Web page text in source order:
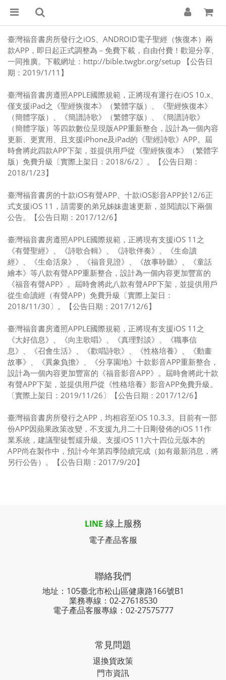
臺灣福音書房所發行之iOS、ANDROID電子聖經（恢復本）兩
款APP，即日起正式調整為－免費下載，自由付費！歡迎分享、
一同推廣。下載網址：http://bible.twgbr.org/setup 【公告日
期：2019/1/11】
臺灣福音書房遵照APPLE國際規範，正將現有運行在iOS 10.x、
僅支援iPad之《聖經恢復本》（繁體字版）、《聖經恢復本》
（簡體字版）、《簡譜詩歌》（繁體字版）、《簡譜詩歌》
（簡體字版）等四款數位呈現版APP重新整合，設計為一個內容
更新、更實用、且支援iPhone及iPad的《聖經詩歌》APP。屆
時會將此四款APP下架，並提供用戶從《聖經恢復本》（繁體字
版）免費升級〔實際上架日：2018/6/2〕。【公告日期：
2018/1/23】
臺灣福音書房的十款iOS有聲APP、十款iOS影音APP於12/6正
式支援iOS 11，請需要的弟兄姊妹盡速更新，並閱讀以下兩個
公告。【公告日期：2017/12/6】
臺灣福音書房遵照APPLE國際規範，正將現有支援iOS 11之
《有聲聖經》、《詩歌合輯》、《詩歌伴奏》、《生命讀
經》、《生命活泉》、《福音見證》、《故事聆聽》、《童話
繪本》等八款有聲APP重新整合，設計為一個內容更加豐富的
《福音有聲APP》。屆時會將此八款有聲APP下架，並提供用戶
從生命讀經（有聲APP）免費升級〔實際上架日：
2018/11/30〕。【公告日期：2017/12/6】
臺灣福音書房遵照APPLE國際規範，正將現有支援iOS 11之
《大好信息》、《向主歌唱》、《真理對談》、《職事信
息》、《召會生活》、《歡唱詩歌》、《性格培養》、《動畫
故事》、《異象負擔》、《分享園地》十款影音APP重新整合，
設計為一個內容更加豐富的《福音影音APP》。屆時會將此十款
有聲APP下架，並提供用戶從《性格培養》影音APP免費升級。
〔實際上架日：2019/11/26〕【公告日期：2017/12/6】
臺灣福音書房所發行之APP，均相容至iOS 10.3.3。目前有一部
份APP因蘋果政策改變，不支援九月二十日剛發佈的iOS 11作
業系統，建議聖徒暫緩升級。支援iOS 11六十四位元版本的
APP尚在製作中，預計今年第四季陸續完成（如有最新消息，將
另行公告）。【公告日期：2017/9/20】
LINE 線上服務
電子產品客服
聯絡我們
地址：105臺北市松山區健康路166號B1
業務專線： 02-27618530
電子產品客服專線：02-27575777
常見問題
退換貨政策
門市資訊